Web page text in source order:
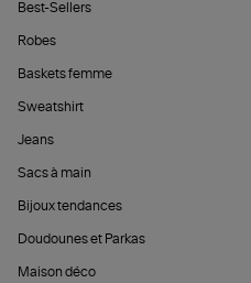
Best-Sellers
Robes
Baskets femme
Sweatshirt
Jeans
Sacs à main
Bijoux tendances
Doudounes et Parkas
Maison déco